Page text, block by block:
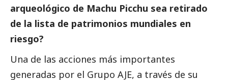
arqueológico de Machu Picchu sea retirado
de la lista de patrimonios mundiales en
riesgo?
Una de las acciones más importantes
generadas por el Grupo AJE, a través de su